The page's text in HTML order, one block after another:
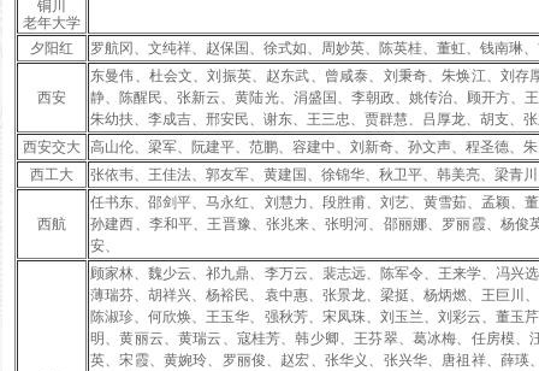
铜川
老年大学
夕阳红
罗航冈、文纯祥、赵保国、徐式如、周妙英、陈英桂、董虹、钱南琳
西安
东曼伟、杜会文、刘振英、赵东武、曾咸泰、刘秉奇、朱焕江、刘
静、陈醒民、张新云、黄陆光、涓盛国、李朝政、姚传治、顾开方、
朱幼扶、李成吉、邢安民、谢东、王三忠、贾群慧、吕厚龙、胡支、
西安交大 高山伦、梁军、阮建平、范鹏、容建中、刘新奇、孙文声、程圣德、
西工大
张依韦、王佳法、郭友军、黄建国、徐锦华、秋卫平、韩美亮、梁青
西航
任书东、邵剑平、马永红、刘慧力、段胜甫、刘艺、黄雪茹、孟颖、
孙建西、李和平、王晋豫、张兆来、张明河、邵丽娜、罗丽霞、杨
安、
顾家林、魏少云、祁九鼎、李万云、裴志远、陈军令、王来学、冯兴
薄瑞芬、胡祥兴、杨裕民、袁中惠、张景龙、梁挺、杨炳燃、王巨川
陈淑珍、何欣焕、王玉华、强秋芳、宋凤珠、刘玉兰、刘彩云、董玉
明、黄丽云、黄瑞云、寇桂芳、韩少卿、王芬翠、葛冰梅、任房模
英、宋霞、黄婉玲、罗丽俊、赵宏、张华义、张兴华、唐祖祥、薛